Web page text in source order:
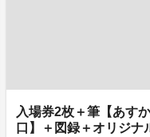
入場券2枚＋筆【あす
口】＋図録＋オリジナ